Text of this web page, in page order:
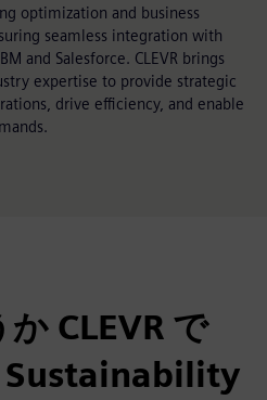
optimization and business
seamless integration with
and Salesforce. CLEVR brings
expertise to provide strategic
drive efficiency, and enable
CLEVR で
Sustainability